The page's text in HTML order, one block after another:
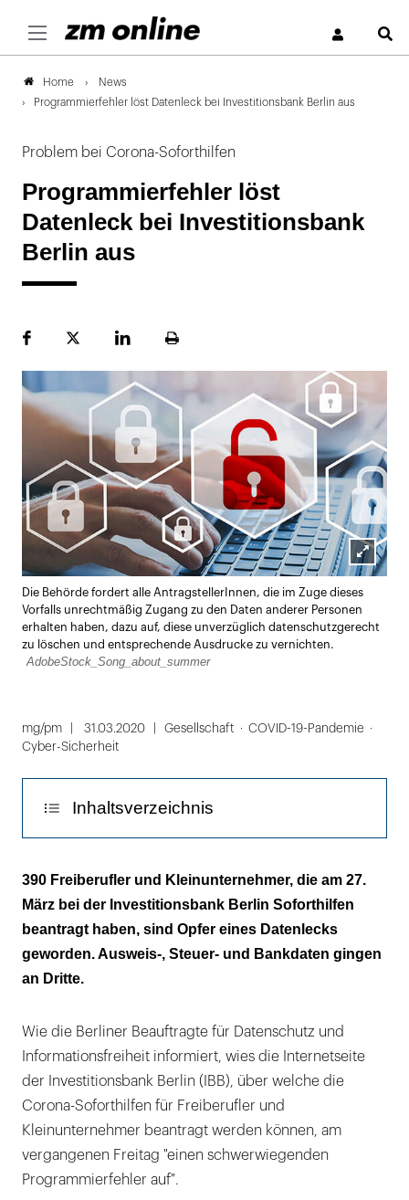
Home
News
Programmierfehler löst Datenleck bei Investitionsbank Berlin aus
Problem bei Corona-Soforthilfen
Programmierfehler löst
Datenleck bei Investitionsbank
Berlin aus
FacebookPlattformLinekdInSeite
Lightbox
öffnen
Die Behörde fordert alle AntragstellerInnen, die im Zuge dieses
Vorfalls unrechtmäßig Zugang zu den Daten anderer Personen
erhalten haben, dazu auf, diese unverzüglich datenschutzgerecht
zu löschen und entsprechende Ausdrucke zu vernichten.
AdobeStock_Song_about_summer
mg/pm 31.03.2020 Gesellschaft
COVID-19-Pandemie
Cyber-Sicherheit
Inhaltsverzeichnis
Betroffene AntragstellerInnen werden
ermittelt
390 Freiberufler und Kleinunternehmer, die am 27.
März bei der Investitionsbank Berlin Soforthilfen
beantragt haben, sind Opfer eines Datenlecks
geworden. Ausweis-, Steuer- und Bankdaten gingen
an Dritte.
Wie die Berliner Beauftragte für Datenschutz und
Informationsfreiheit informiert, wies die Internetseite
der Investitionsbank Berlin (IBB), über welche die
Corona-Soforthilfen für Freiberufler und
Kleinunternehmer beantragt werden können, am
vergangenen Freitag "einen schwerwiegenden
Programmierfehler auf".